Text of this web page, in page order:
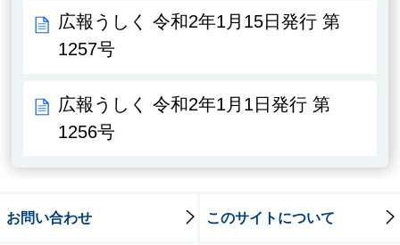
広報うしく 令和2年1月15日発行 第
1257号
広報うしく 令和2年1月1日発行 第
1256号
お問い合わせ このサイトについて